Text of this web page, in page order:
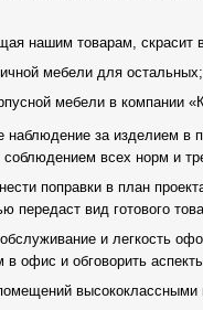
нашим товарам, скрасит
мебели для остальных;
мебели в компании
за изделием в
соблюдением всех норм и
поправки в план
передаст вид готового
обслуживание и легкость
офис и обговорить
высококлассными